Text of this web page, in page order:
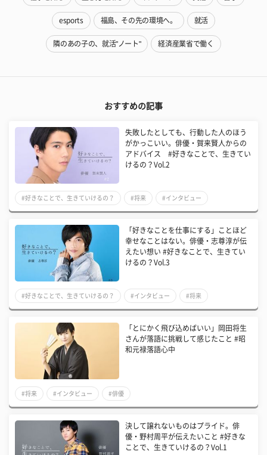
esports 福島、その先の環境へ。 就活
隣のあの子の、就活"ノート" 経済産業省で働く
おすすめの記事
失敗したとしても、行動した人のほう
がかっこいい。俳優・賀来賢人からの
アドバイス #好きなことで、生きてい
けるの？Vol.2
#好きなことで、生きていけるの？ #将来 #インタビュー
「好きなことを仕事にする」ことほど
幸せなことはない。俳優・志尊淳が伝
えたい想い #好きなことで、生きてい
けるの？Vol.3
#好きなことで、生きていけるの？ #インタビュー #将来
「とにかく飛び込めばいい」岡田将生
さんが落語に挑戦して感じたこと #昭
和元禄落語心中
#将来 #インタビュー #俳優
決して譲れないものはプライド。俳
優・野村周平が伝えたいこと #好きな
ことで、生きていけるの？Vol.1